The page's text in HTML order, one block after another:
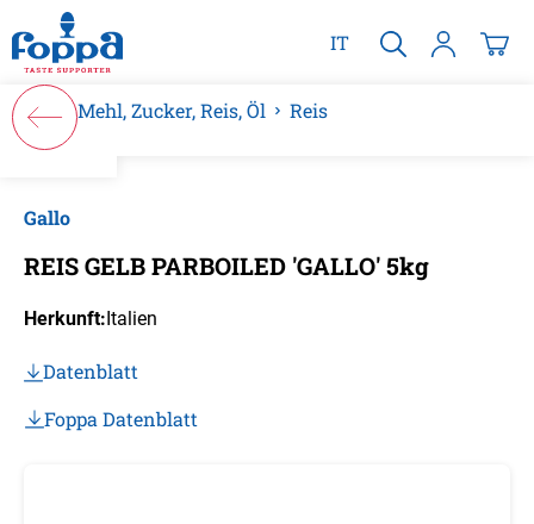
springen
IT
Mehl, Zucker, Reis, Öl Reis
Gallo
REIS GELB PARBOILED 'GALLO' 5kg
Herkunft:Italien
Datenblatt
Foppa Datenblatt